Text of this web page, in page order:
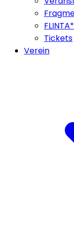
Tickets
Verein